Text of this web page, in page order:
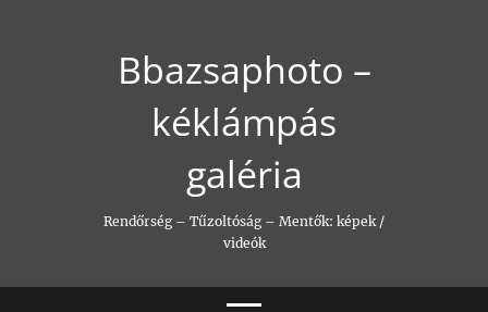
Bbazsaphoto –
kéklámpás
galéria
Rendőrség – Tűzoltóság – Mentők: képek /
videók